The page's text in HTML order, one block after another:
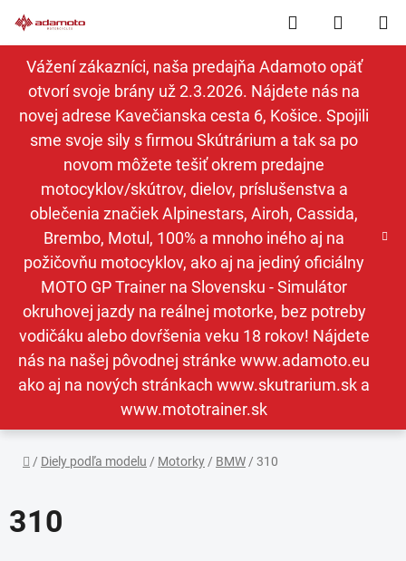
na
obsah
Vážení zákazníci, naša predajňa Adamoto opäť
otvorí svoje brány už 2.3.2026. Nájdete nás na
novej adrese Kavečianska cesta 6, Košice. Spojili
sme svoje sily s firmou Skútrárium a tak sa po
novom môžete tešiť okrem predajne
motocyklov/skútrov, dielov, príslušenstva a
oblečenia značiek Alpinestars, Airoh, Cassida,
Brembo, Motul, 100% a mnoho iného aj na
požičovňu motocyklov, ako aj na jediný oficiálny
MOTO GP Trainer na Slovensku - Simulátor
okruhovej jazdy na reálnej motorke, bez potreby
vodičáku alebo dovŕšenia veku 18 rokov! Nájdete
nás na našej pôvodnej stránke www.adamoto.eu
ako aj na nových stránkach www.skutrarium.sk a
www.mototrainer.sk
Hľadať
KOŠÍK
Domov
/ Diely podľa modelu / Motorky / BMW / 310
310